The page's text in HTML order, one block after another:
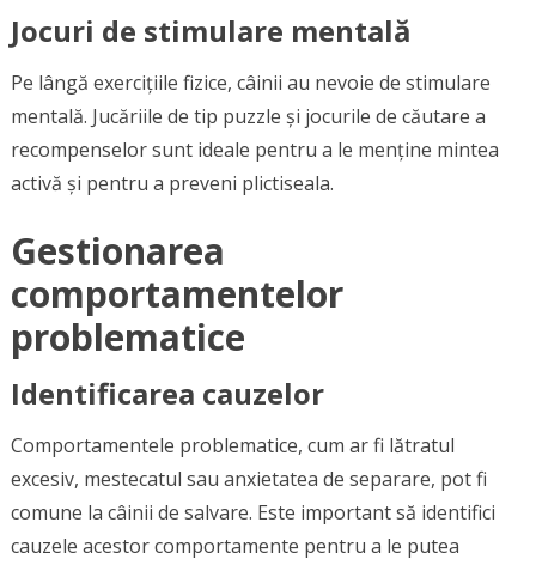
Jocuri de stimulare mentală
Pe lângă exercițiile fizice, câinii au nevoie de stimulare
mentală. Jucăriile de tip puzzle și jocurile de căutare a
recompenselor sunt ideale pentru a le menține mintea
activă și pentru a preveni plictiseala.
Gestionarea
comportamentelor
problematice
Identificarea cauzelor
Comportamentele problematice, cum ar fi lătratul
excesiv, mestecatul sau anxietatea de separare, pot fi
comune la câinii de salvare. Este important să identifici
cauzele acestor comportamente pentru a le putea